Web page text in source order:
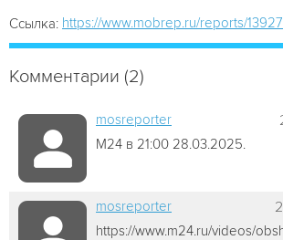
Ссылка: https://www.mobrep.ru/reports/
Комментарии (2)
mosreporter
М24 в 21:00 28.03.2025.
mosreporter
https://www.m24.ru/videos/